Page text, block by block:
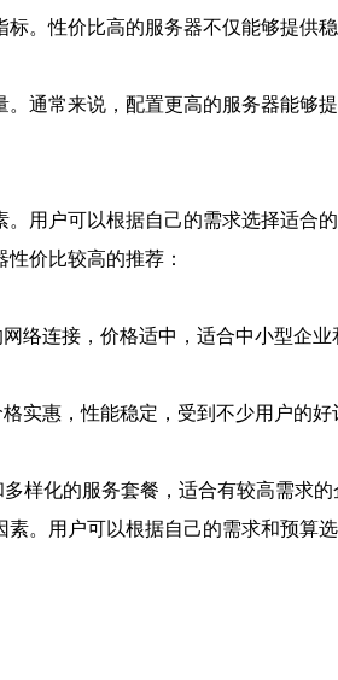
。性价比高的服务器不仅能够提供
通常来说，配置更高的服务器能
用户可以根据自己的需求选择适合
价比较高的推荐：
络连接，价格适中，适合中小型企业
实惠，性能稳定，受到不少用户的好
样化的服务套餐，适合有较高需求的
。用户可以根据自己的需求和预算